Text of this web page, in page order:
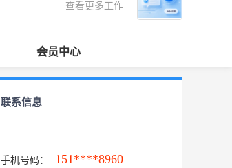
查看更多工作
会员中心
联系信息
手机号码： 151****8960